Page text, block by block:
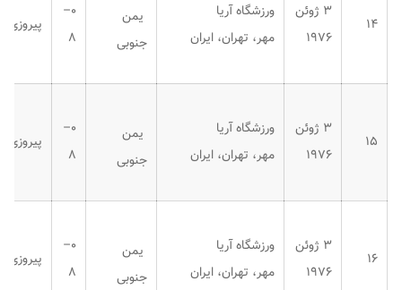
۱۴
۳ ژوئن
۱۹۷۶
ورزشگاه آریا
مهر، تهران، ایران
یمن
جنوبی
۰–
۸
پیروزی
۱۵
۳ ژوئن
۱۹۷۶
ورزشگاه آریا
مهر، تهران، ایران
یمن
جنوبی
۰–
۸
پیروزی
۱۶
۳ ژوئن
۱۹۷۶
ورزشگاه آریا
مهر، تهران، ایران
یمن
جنوبی
۰–
۸
پیروزی